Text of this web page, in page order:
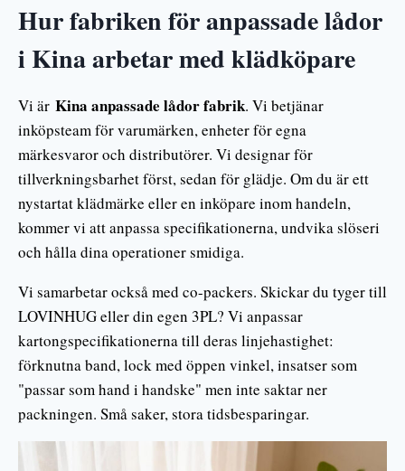
Hur fabriken för anpassade lådor
i Kina arbetar med klädköpare
Vi är Kina anpassade lådor fabrik. Vi betjänar
inköpsteam för varumärken, enheter för egna
märkesvaror och distributörer. Vi designar för
tillverkningsbarhet först, sedan för glädje. Om du är ett
nystartat klädmärke eller en inköpare inom handeln,
kommer vi att anpassa specifikationerna, undvika slöseri
och hålla dina operationer smidiga.
Vi samarbetar också med co-packers. Skickar du tyger till
LOVINHUG eller din egen 3PL? Vi anpassar
kartongspecifikationerna till deras linjehastighet:
förknutna band, lock med öppen vinkel, insatser som
"passar som hand i handske" men inte saktar ner
packningen. Små saker, stora tidsbesparingar.